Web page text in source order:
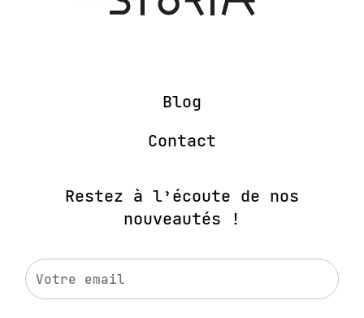
Blog
Contact
Restez à l’écoute de nos
nouveautés !